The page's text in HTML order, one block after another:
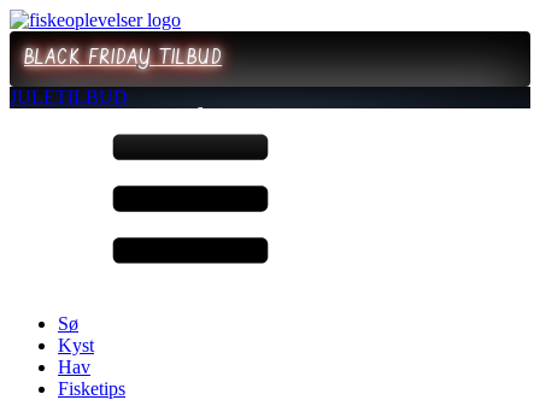
BLACK FRIDAY TILBUD
JULETILBUD
Sø
Kyst
Hav
Fisketips